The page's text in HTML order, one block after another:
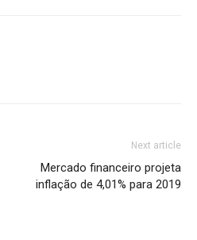
Next article
Mercado financeiro projeta
inflação de 4,01% para 2019